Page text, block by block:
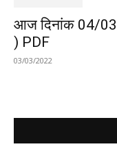
आज दिनांक 04/03/
) PDF
03/03/2022